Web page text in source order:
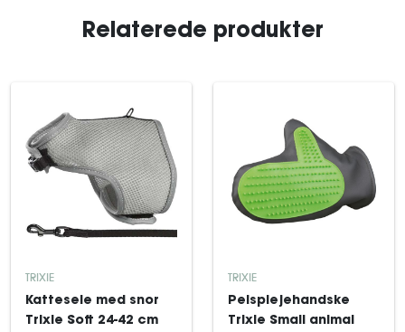
Relaterede produkter
TRIXIE
Kattesele med snor
Trixie Soft 24-42 cm
TRIXIE
Pelsplejehandske
Trixie Small animal